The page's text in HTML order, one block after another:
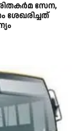
സേന,
ശേഖരിച്ചത്